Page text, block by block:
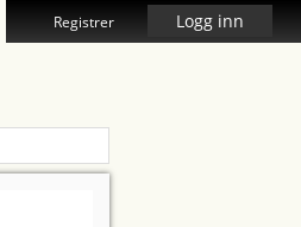
Registrer Logg inn